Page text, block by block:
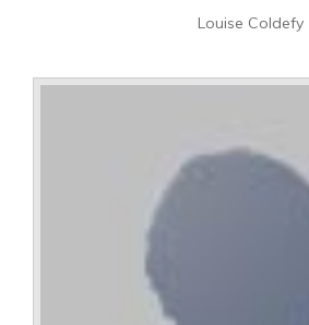
Louise Coldefy